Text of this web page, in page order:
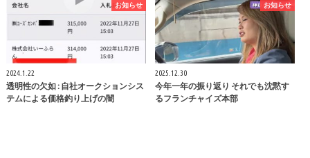
お知らせ
2024.1.22
透明性の欠如 : 自社オークションシス
テムによる価格釣り上げの闇
お知らせ
2025.12.30
今年一年の振り返り それでも沈黙す
るフランチャイズ本部